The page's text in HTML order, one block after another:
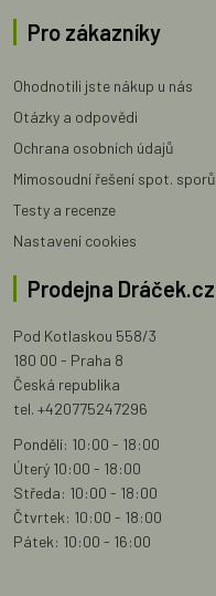
Pro zákazníky
Ohodnotili jste nákup u nás
Otázky a odpovědi
Ochrana osobních údajů
Mimosoudní řešení spot. sporů
Testy a recenze
Nastavení cookies
Prodejna Dráček.cz
Pod Kotlaskou 558/3
180 00 - Praha 8
Česká republika
tel. +420775247296
Pondělí: 10:00 - 18:00
Úterý 10:00 - 18:00
Středa: 10:00 - 18:00
Čtvrtek: 10:00 - 18:00
Pátek: 10:00 - 16:00